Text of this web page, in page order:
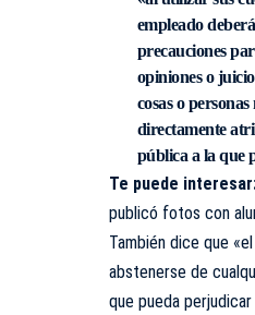
empleado
precauciones
opiniones o
cosas o
directamente
pública a la que
Te puede
publicó fotos con
También dice que
abstenerse de
que pueda